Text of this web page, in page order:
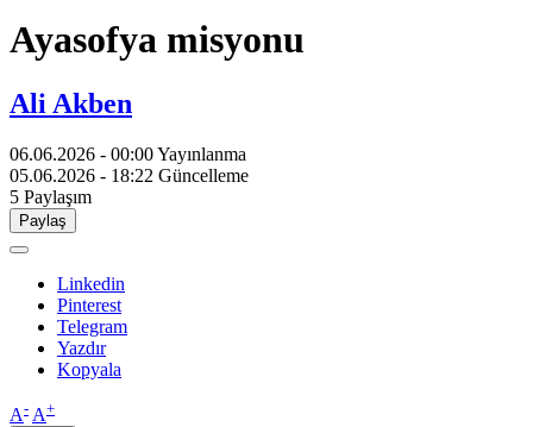
Ayasofya misyonu
Ali Akben
06.06.2026 - 00:00Yayınlanma
05.06.2026 - 18:22 Güncelleme
5 Paylaşım
Paylaş
Linkedin
Pinterest
Telegram
Yazdır
Kopyala
A- A+